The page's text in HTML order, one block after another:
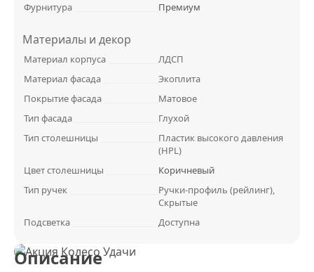
Фурнитура
Премиум
Материалы и декор
Материал корпуса
ЛДСП
Материал фасада
Экоплита
Покрытие фасада
Матовое
Тип фасада
Глухой
Тип столешницы
Пластик высокого давления
(HPL)
Цвет столешницы
Коричневый
Тип ручек
Ручки-профиль (рейлинг),
Скрытые
Подсветка
Доступна
Описание